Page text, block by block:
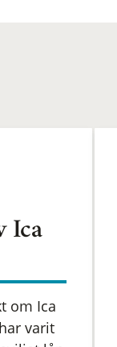
Ica
om Ica
varit